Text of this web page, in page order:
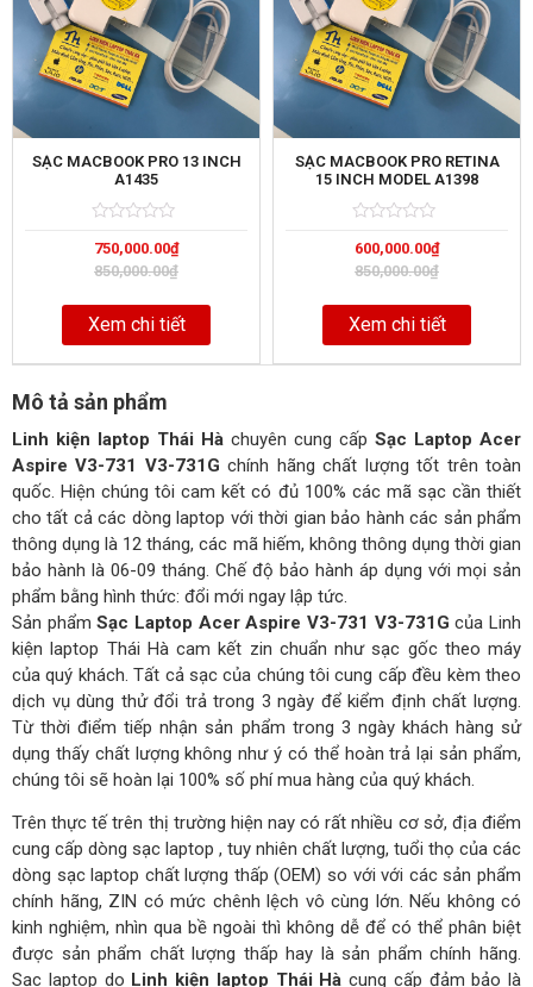
SẠC MACBOOK PRO 13 INCH
A1435
0
out
of
850,000.00₫
750,000.00₫
Xem chi tiết
SẠC MACBOOK PRO RETINA
15 INCH MODEL A1398
0
out
of
850,000.00₫
600,000.00₫
Xem chi tiết
Mô tả sản phẩm
Linh kiện laptop Thái Hà chuyên cung cấp Sạc Laptop Acer
Aspire V3-731 V3-731G chính hãng chất lượng tốt trên toàn
quốc. Hiện chúng tôi cam kết có đủ 100% các mã sạc cần thiết
cho tất cả các dòng laptop với thời gian bảo hành các sản phẩm
thông dụng là 12 tháng, các mã hiếm, không thông dụng thời gian
bảo hành là 06-09 tháng. Chế độ bảo hành áp dụng với mọi sản
phẩm bằng hình thức: đổi mới ngay lập tức.
Sản phẩmSạc Laptop Acer Aspire V3-731 V3-731G của Linh
kiện laptop Thái Hà cam kết zin chuẩn như sạc gốc theo máy
của quý khách. Tất cả sạc của chúng tôi cung cấp đều kèm theo
dịch vụ dùng thử đổi trả trong 3 ngày để kiểm định chất lượng.
Từ thời điểm tiếp nhận sản phẩm trong 3 ngày khách hàng sử
dụng thấy chất lượng không như ý có thể hoàn trả lại sản phẩm,
chúng tôi sẽ hoàn lại 100% số phí mua hàng của quý khách.
Trên thực tế trên thị trường hiện nay có rất nhiều cơ sở, địa điểm
cung cấp dòng sạc laptop , tuy nhiên chất lượng, tuổi thọ của các
dòng sạc laptop chất lượng thấp (OEM) so với với các sản phẩm
chính hãng, ZIN có mức chênh lệch vô cùng lớn. Nếu không có
kinh nghiệm, nhìn qua bề ngoài thì không dễ để có thể phân biệt
được sản phẩm chất lượng thấp hay là sản phẩm chính hãng.
Sạc laptop do Linh kiện laptop Thái Hà cung cấp đảm bảo là